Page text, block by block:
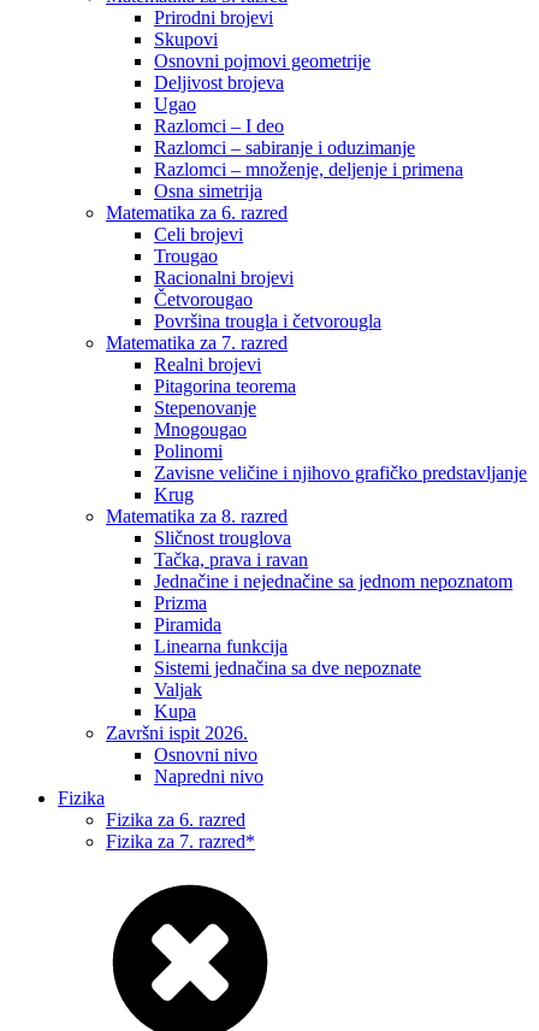
Prirodni brojevi
Skupovi
Osnovni pojmovi geometrije
Deljivost brojeva
Ugao
Razlomci – I deo
Razlomci – sabiranje i oduzimanje
Razlomci – množenje, deljenje i primena
Osna simetrija
Matematika za 6. razred
Celi brojevi
Trougao
Racionalni brojevi
Četvorougao
Površina trougla i četvorougla
Matematika za 7. razred
Realni brojevi
Pitagorina teorema
Stepenovanje
Mnogougao
Polinomi
Zavisne veličine i njihovo grafičko predstavljanje
Krug
Matematika za 8. razred
Sličnost trouglova
Tačka, prava i ravan
Jednačine i nejednačine sa jednom nepoznatom
Prizma
Piramida
Linearna funkcija
Sistemi jednačina sa dve nepoznate
Valjak
Kupa
Završni ispit 2026.
Osnovni nivo
Napredni nivo
Fizika
Fizika za 6. razred
Fizika za 7. razred*